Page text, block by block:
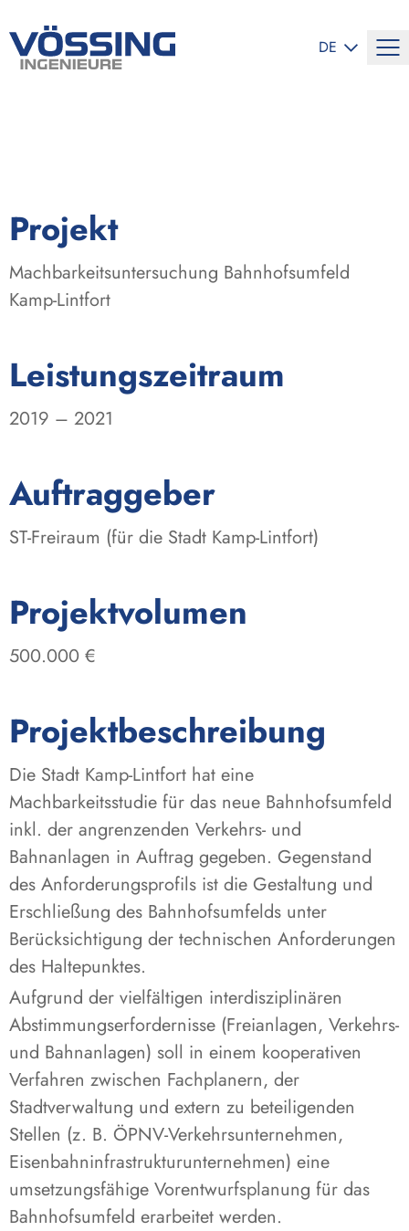
DE
Projekt
Machbarkeitsuntersuchung Bahnhofsumfeld
Kamp-Lintfort
Leistungszeitraum
2019 – 2021
Auftraggeber
ST-Freiraum (für die Stadt Kamp-Lintfort)
Projektvolumen
500.000 €
Projektbeschreibung
Die Stadt Kamp-Lintfort hat eine
Machbarkeitsstudie für das neue Bahnhofsumfeld
inkl. der angrenzenden Verkehrs- und
Bahnanlagen in Auftrag gegeben. Gegenstand
des Anforderungsprofils ist die Gestaltung und
Erschließung des Bahnhofsumfelds unter
Berücksichtigung der technischen Anforderungen
des Haltepunktes.
Aufgrund der vielfältigen interdisziplinären
Abstimmungserfordernisse (Freianlagen, Verkehrs-
und Bahnanlagen) soll in einem kooperativen
Verfahren zwischen Fachplanern, der
Stadtverwaltung und extern zu beteiligenden
Stellen (z. B. ÖPNV-Verkehrsunternehmen,
Eisenbahninfrastrukturunternehmen) eine
umsetzungsfähige Vorentwurfsplanung für das
Bahnhofsumfeld erarbeitet werden.